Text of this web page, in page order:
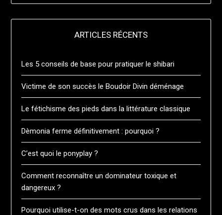
ARTICLES RÉCENTS
Les 5 conseils de base pour pratiquer le shibari
Victime de son succès le Boudoir Divin déménage
Le fétichisme des pieds dans la littérature classique
Dèmonia ferme définitivement : pourquoi ?
C’est quoi le ponyplay ?
Comment reconnaître un dominateur toxique et
dangereux ?
Pourquoi utilise-t-on des mots crus dans les relations